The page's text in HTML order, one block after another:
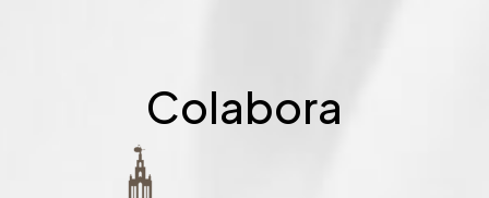
Colabora